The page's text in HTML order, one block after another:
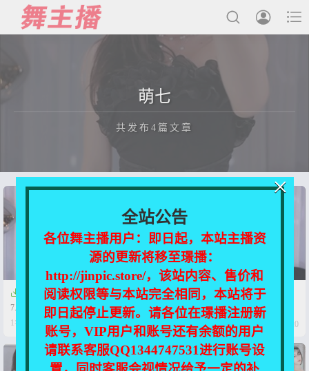



主播合集
用户中心
萌七
共发布4篇文章
正在为您加载新内容

【抖音】萌七 舞蹈合集【27V-
7.56G】
1年前
 0  15
 【抖音】萌七 舞蹈合集【27V-
7.56G】
 20
全站公告
各位舞主播用户：即日起，本站主播资
源的更新将移至璟播：
http://jinpic.store/，该站内容、售价和
阅读权限等与本站完全相同，本站将于
即日起停止更新。请各位在璟播注册新
账号，VIP用户和账号还有余额的用户
请联系客服QQ1344747531进行账号设
×